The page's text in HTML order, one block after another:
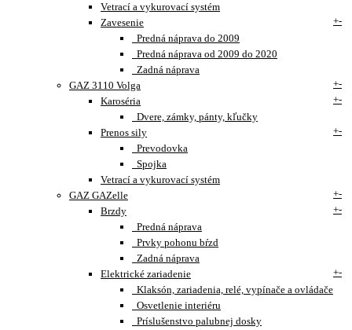
Vetrací a vykurovací systém
Zavesenie
+-
Predná náprava do 2009
Predná náprava od 2009 do 2020
Zadná náprava
GAZ 3110 Volga
+-
Karoséria
+-
Dvere, zámky, pánty, kľučky
Prenos sily
+-
Prevodovka
Spojka
Vetrací a vykurovací systém
GAZ GAZelle
+-
Brzdy
+-
Predná náprava
Prvky pohonu bŕzd
Zadná náprava
Elektrické zariadenie
+-
Klaksón, zariadenia, relé, vypínače a ovládače
Osvetlenie interiéru
Príslušenstvo palubnej dosky